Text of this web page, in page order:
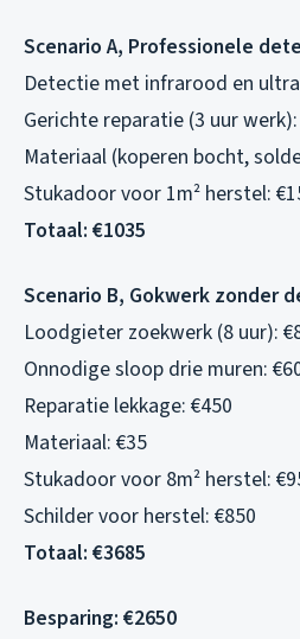
Scenario A, Professionele
Detectie met infrarood en
Gerichte reparatie (3 uur
Materiaal (koperen bocht,
Stukadoor voor 1m² herstel:
Totaal: €1035
Scenario B, Gokwerk zonder
Loodgieter zoekwerk (8 uur):
Onnodige sloop drie muren:
Reparatie lekkage: €450
Materiaal: €35
Stukadoor voor 8m² herstel:
Schilder voor herstel: €850
Totaal: €3685
Besparing: €2650